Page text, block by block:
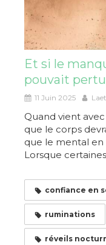
Et si le
pouvait
11 Juin 2025
Quand vient
que le corps
que le mental en
Lorsque
confiance en
ruminations
réveils